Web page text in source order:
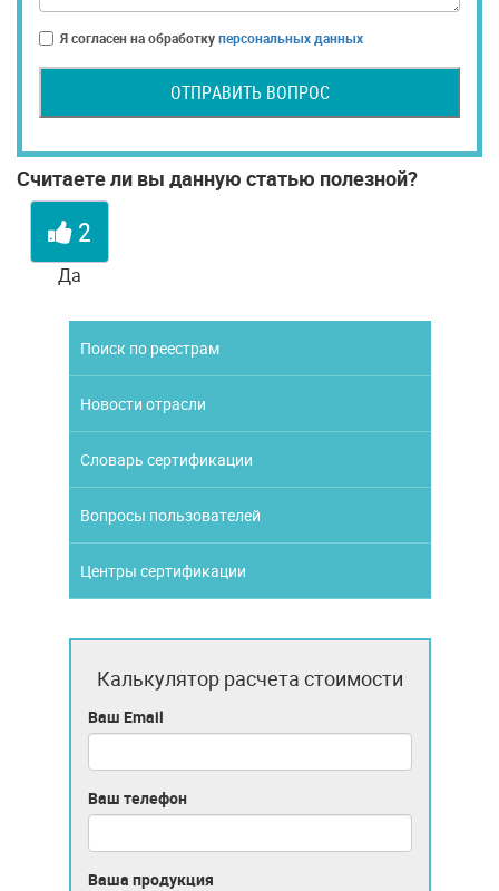
Я согласен на обработкуперсональных данных
ОТПРАВИТЬ ВОПРОС
Считаете ли вы данную статью полезной?
2
Да
Поиск по реестрам
Новости отрасли
Словарь сертификации
Вопросы пользователей
Центры сертификации
Калькулятор расчета стоимости
Ваш Email
Ваш телефон
Ваша продукция